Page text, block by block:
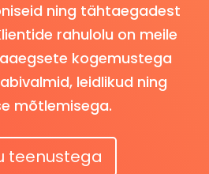
ning tähtaegadest
rahulolu on meile
kogemustega
leidlikud ning
mõtlemisega.
teenustega